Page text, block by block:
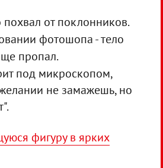
от поклонников.
фотошопа - тело
пропал.
под микроскопом,
не замажешь, но
фигуру в ярких